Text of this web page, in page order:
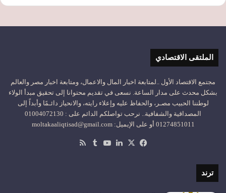
الملتقى الاقتصادي
مجتمع الاقتصاد الأول ..لمتابعة اخبار المال والاعمال، ومتابعة اخبار مصر والعالم
بشكل محدث على مدار الساعة. نسعى في تقديم محتوانا إلى تحقيق مبدأ الولاء
لوطننا الحبيب مصـر، والحفاظ عليه وإعلاء رايته، والانحياز دائـمًا وأبداً إلى
المصداقية والشفافية.. نرحب تواصلكم الدائم على : 01004072130
01274851011 أو على الإيميل: moltakaaliqtisad@gmail.com
فيسبوك
‫X لينكدإن‫YouTube
ترند